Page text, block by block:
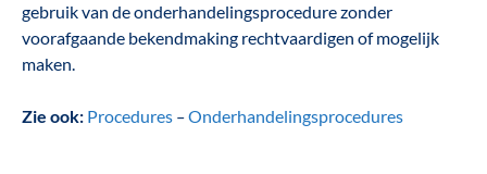
gebruik van de onderhandelingsprocedure zonder
voorafgaande bekendmaking rechtvaardigen of mogelijk
maken.
Zie ook: Procedures –Onderhandelingsprocedures